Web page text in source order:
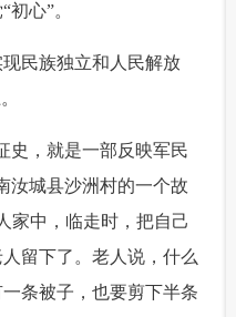
心”。
民族独立和人民解放
，就是一部反映军民
汝城县沙洲村的一个故
家中，临走时，把自己
留下了。老人说，什么
条被子，也要剪下半条